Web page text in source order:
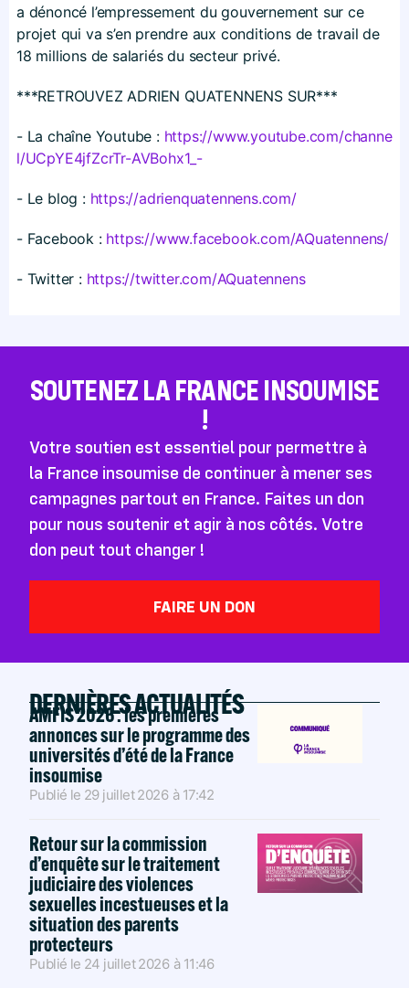
a dénoncé l’empressement du gouvernement sur ce
projet qui va s’en prendre aux conditions de travail de
18 millions de salariés du secteur privé.
***RETROUVEZ ADRIEN QUATENNENS SUR***
- La chaîne Youtube : https://​www​.youtube​.com/​c​h​a​n​n​e​
l​/​U​C​p​Y​E​4​j​f​Z​c​r​T​r​-​A​V​B​o​h​x​1_-
- Le blog : https://​adrienquatennens​.com/
- Facebook : https://​www​.facebook​.com/​A​Q​u​a​t​e​n​n​e​ns/
- Twitter : https://​twitter​.com/​A​Q​u​a​t​e​n​n​ens
SOUTENEZ LA FRANCE INSOUMISE
!
Votre soutien est essentiel pour permettre à
la France insoumise de continuer à mener ses
campagnes partout en France. Faites un don
pour nous soutenir et agir à nos côtés. Votre
don peut tout changer !
FAIRE UN DON
DERNIÈRES ACTUALITÉS
AMFIS 2026 : les premières
annonces sur le programme des
universités d’été de la France
insoumise
Publié le 29 juillet 2026 à 17:42
Retour sur la commission
d’enquête sur le traitement
judiciaire des violences
sexuelles incestueuses et la
situation des parents
protecteurs
Publié le 24 juillet 2026 à 11:46